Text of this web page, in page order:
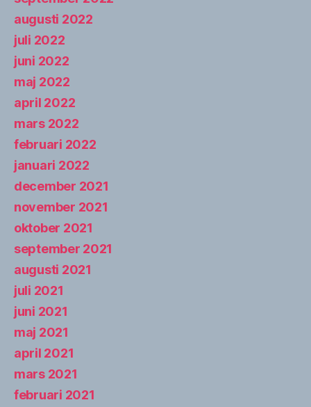
augusti 2022
juli 2022
juni 2022
maj 2022
april 2022
mars 2022
februari 2022
januari 2022
december 2021
november 2021
oktober 2021
september 2021
augusti 2021
juli 2021
juni 2021
maj 2021
april 2021
mars 2021
februari 2021